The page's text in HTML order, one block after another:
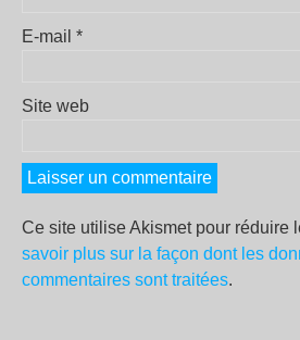
E-mail *
Site web
Ce site utilise Akismet pour réduire
savoir plus sur la façon dont les
commentaires sont traitées.